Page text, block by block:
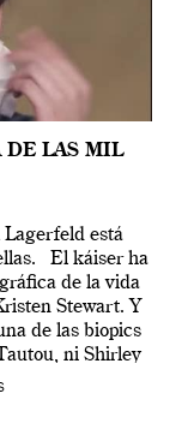
DE LAS MIL
Lagerfeld está
El káiser ha
de la vida
Stewart. Y
de las biopics
ni Shirley
él […]